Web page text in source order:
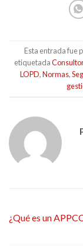
Esta entrada fue
etiquetada
LOPD,Normas,
¿Qué es un